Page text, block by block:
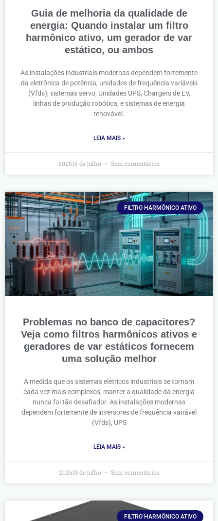
Guia de melhoria da qualidade de
energia: Quando instalar um filtro
harmônico ativo, um gerador de var
estático, ou ambos
As instalações industriais modernas dependem fortemente
da eletrônica de potência, unidades de frequência variáveis
(Vfds), sistemas servo, Unidades UPS, Chargers de EV,
linhas de produção robótica, e sistemas de energia
renovável.
LEIA MAIS »
202616 de julho Sem comentários
FILTRO HARMÔNICO ATIVO
Problemas no banco de capacitores?
Veja como filtros harmônicos ativos e
geradores de var estáticos fornecem
uma solução melhor
À medida que os sistemas elétricos industriais se tornam
cada vez mais complexos, manter a qualidade da energia
nunca foi tão desafiador. As instalações modernas
dependem fortemente de inversores de frequência variável
(Vfds), UPS
LEIA MAIS »
202615 de julho Sem comentários
FILTRO HARMÔNICO ATIVO